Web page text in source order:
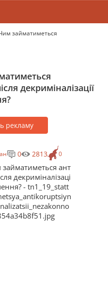
займатиметься
декриміналізації
рекламу
0
0 2813